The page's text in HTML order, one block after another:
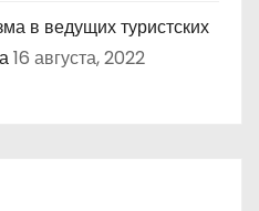
в ведущих туристских
16 августа, 2022